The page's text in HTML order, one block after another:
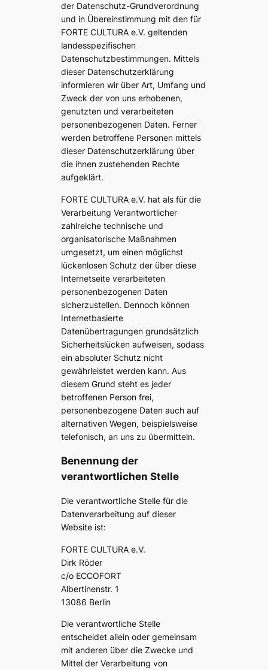
der Datenschutz-Grundverordnung
und in Übereinstimmung mit den für
FORTE CULTURA e.V. geltenden
landesspezifischen
Datenschutzbestimmungen. Mittels
dieser Datenschutzerklärung
informieren wir über Art, Umfang und
Zweck der von uns erhobenen,
genutzten und verarbeiteten
personenbezogenen Daten. Ferner
werden betroffene Personen mittels
dieser Datenschutzerklärung über
die ihnen zustehenden Rechte
aufgeklärt.
FORTE CULTURA e.V. hat als für die
Verarbeitung Verantwortlicher
zahlreiche technische und
organisatorische Maßnahmen
umgesetzt, um einen möglichst
lückenlosen Schutz der über diese
Internetseite verarbeiteten
personenbezogenen Daten
sicherzustellen. Dennoch können
Internetbasierte
Datenübertragungen grundsätzlich
Sicherheitslücken aufweisen, sodass
ein absoluter Schutz nicht
gewährleistet werden kann. Aus
diesem Grund steht es jeder
betroffenen Person frei,
personenbezogene Daten auch auf
alternativen Wegen, beispielsweise
telefonisch, an uns zu übermitteln.
Benennung der
verantwortlichen Stelle
Die verantwortliche Stelle für die
Datenverarbeitung auf dieser
Website ist:
FORTE CULTURA e.V.
Dirk Röder
c/o ECCOFORT
Albertinenstr. 1
13086 Berlin
Die verantwortliche Stelle
entscheidet allein oder gemeinsam
mit anderen über die Zwecke und
Mittel der Verarbeitung von